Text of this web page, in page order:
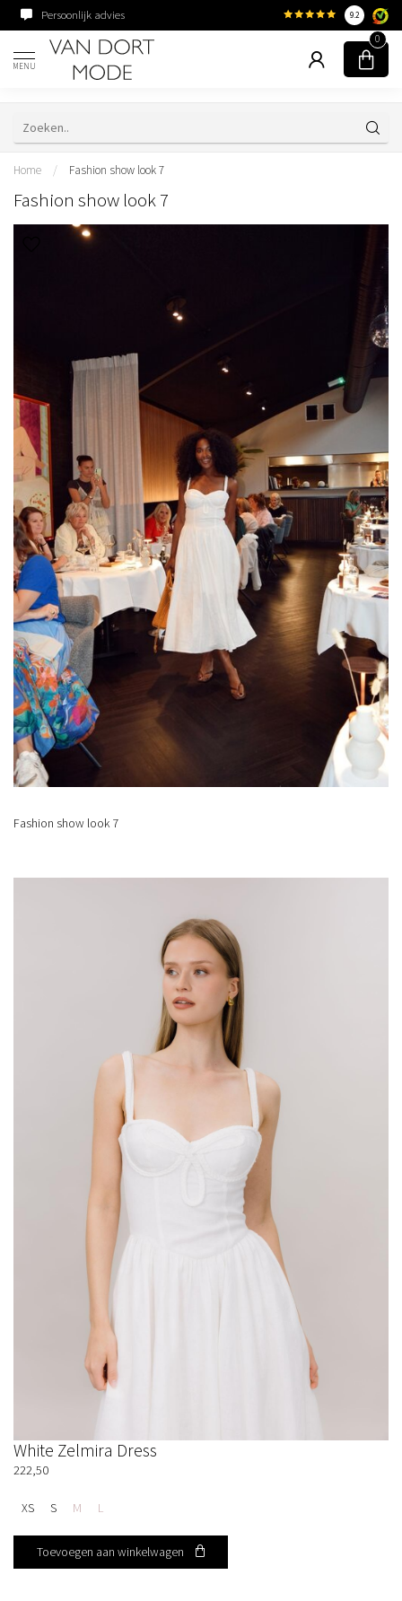
Persoonlijk advies Familiebedrijf sinds
9.2
MENU
0
Home / Fashion show look 7
Fashion show look 7
Fashion show look 7
White Zelmira Dress
222,50
XS S M L
Toevoegen aan winkelwagen